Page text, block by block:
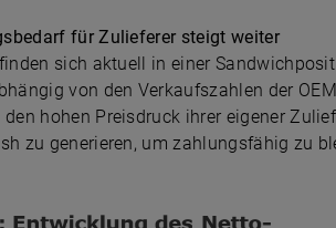
für Zulieferer steigt weiter
sich aktuell in einer
von den Verkaufszahlen der
hohen Preisdruck ihrer eigener
zu generieren, um zahlungsfähig zu